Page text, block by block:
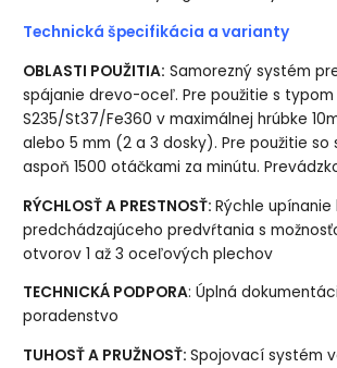
Technická špecifikácia a varianty
OBLASTI POUŽITIA: Samorezný systém
spájanie drevo-oceľ. Pre použitie s
S235/St37/Fe360 v maximálnej hrúbke
alebo 5 mm (2 a 3 dosky). Pre použitie so
aspoň 1500 otáčkami za minútu.
RÝCHLOSŤ A PRESTNOSŤ:Rýchle upínanie
predchádzajúceho predvŕtania s
otvorov 1 až 3 oceľových plechov
TECHNICKÁ PODPORA: Úplná
poradenstvo
TUHOSŤ A PRUŽNOSŤ:Spojovací systém